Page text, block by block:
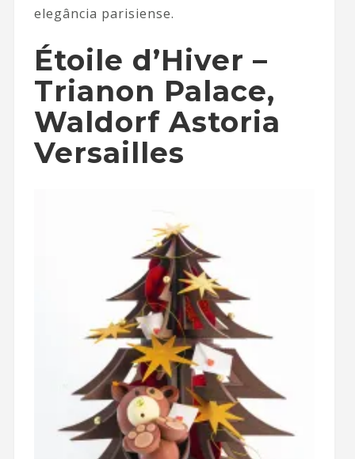
elegância parisiense.
Étoile d’Hiver –
Trianon Palace,
Waldorf Astoria
Versailles